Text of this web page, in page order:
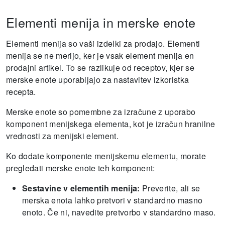
Elementi menija in merske enote
Elementi menija so vaši izdelki za prodajo. Elementi
menija se ne merijo, ker je vsak element menija en
prodajni artikel. To se razlikuje od receptov, kjer se
merske enote uporabljajo za nastavitev izkoristka
recepta.
Merske enote so pomembne za izračune z uporabo
komponent menijskega elementa, kot je izračun hranilne
vrednosti za menijski element.
Ko dodate komponente menijskemu elementu, morate
pregledati merske enote teh komponent:
Sestavine v elementih menija: Preverite, ali se
merska enota lahko pretvori v standardno masno
enoto. Če ni, navedite pretvorbo v standardno maso.